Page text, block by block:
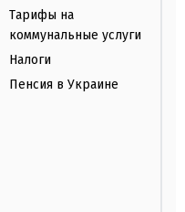
Тарифы на
коммунальные услуги
Налоги
Пенсия в Украине